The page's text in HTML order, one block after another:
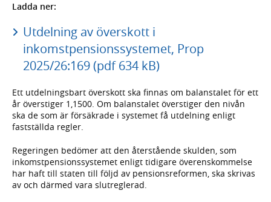
Ladda ner:
Utdelning av överskott i
inkomstpensionssystemet, Prop
2025/26:169 (pdf 634 kB)
Ett utdelningsbart överskott ska finnas om balanstalet för ett
år överstiger 1,1500. Om balanstalet överstiger den nivån
ska de som är försäkrade i systemet få utdelning enligt
fastställda regler.
Regeringen bedömer att den återstående skulden, som
inkomstpensionssystemet enligt tidigare överenskommelse
har haft till staten till följd av pensionsreformen, ska skrivas
av och därmed vara slutreglerad.